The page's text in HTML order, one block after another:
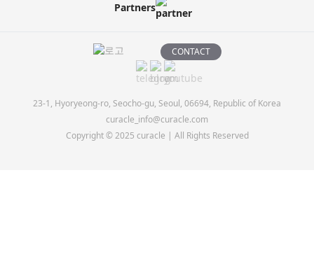
Partners
CONTACT
23-1, Hyoryeong-ro, Seocho-gu, Seoul, 06694, Republic of Korea
curacle_info@curacle.com
Copyright © 2025 curacle | All Rights Reserved